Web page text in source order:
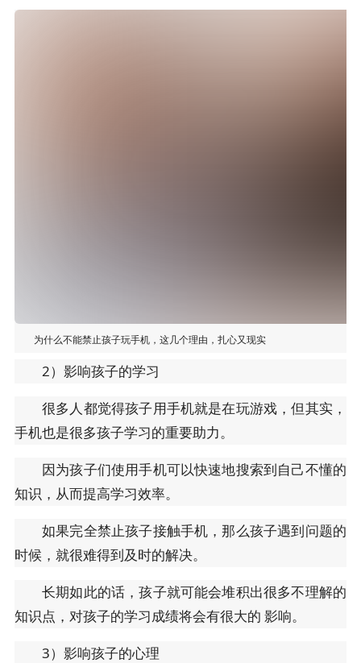
为什么不能禁止孩子玩手机，这几个理由，扎心又现实
2）影响孩子的学习
很多人都觉得孩子用手机就是在玩游戏，但其实，
手机也是很多孩子学习的重要助力。
因为孩子们使用手机可以快速地搜索到自己不懂的
知识，从而提高学习效率。
如果完全禁止孩子接触手机，那么孩子遇到问题的
时候，就很难得到及时的解决。
长期如此的话，孩子就可能会堆积出很多不理解的
知识点，对孩子的学习成绩将会有很大的 影响。
3）影响孩子的心理